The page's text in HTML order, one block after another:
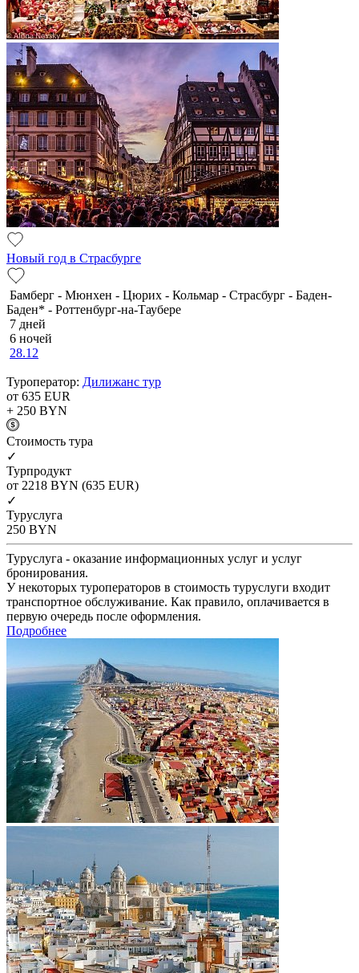
Новый год в Страсбурге
Бамберг - Мюнхен - Цюрих - Кольмар - Страсбург - Баден-
Баден* - Роттенбург-на-Таубере
7 дней
6 ночей
28.12
Туроператор: Дилижанс тур
от 635 EUR
+ 250 BYN
Cтоимость тура
✓
Турпродукт
от 2218 BYN (635 EUR)
✓
Туруслуга
250 BYN
Туруслуга - оказание информационных услуг и услуг
бронирования.
У некоторых туроператоров в стоимость туруслуги входит
транспортное обслуживание. Как правило, оплачивается в
первую очередь после оформления.
Подробнее